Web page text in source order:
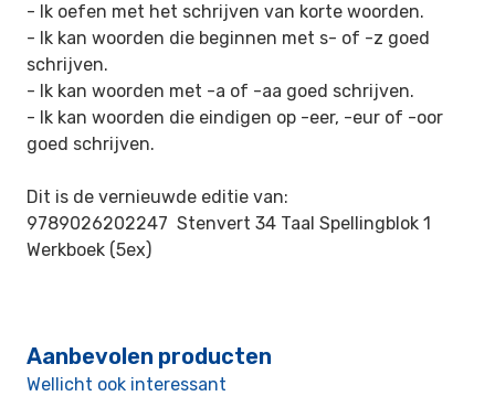
- Ik oefen met het schrijven van korte woorden.
- Ik kan woorden die beginnen met s- of -z goed
schrijven.
- Ik kan woorden met -a of -aa goed schrijven.
- Ik kan woorden die eindigen op -eer, -eur of -oor
goed schrijven.
Dit is de vernieuwde editie van:
9789026202247 Stenvert 34 Taal Spellingblok 1
Werkboek (5ex)
Aanbevolen producten
Wellicht ook interessant